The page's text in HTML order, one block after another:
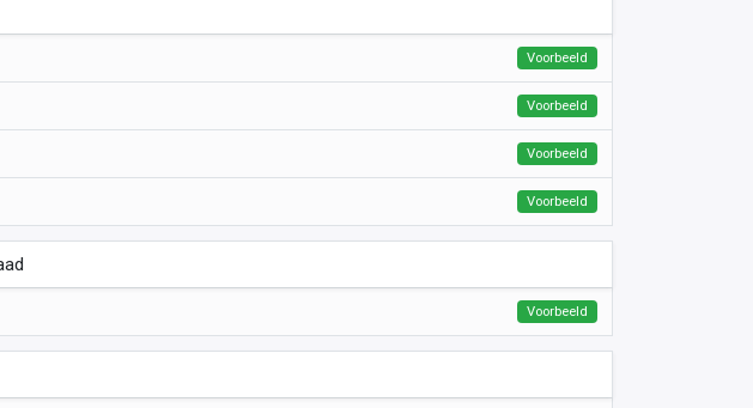
Voorbeeld
Voorbeeld
Voorbeeld
Voorbeeld
Voorbeeld